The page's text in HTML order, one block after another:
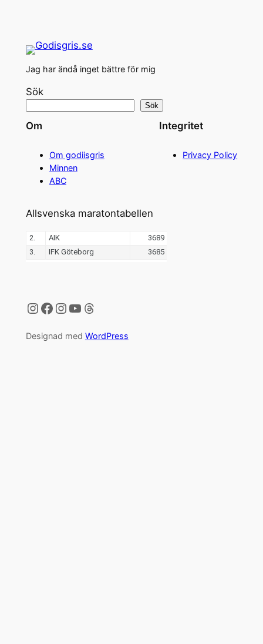
Jag har ändå inget bättre för mig
Sök
Sök
Om
Om godiisgris
Minnen
ABC
Integritet
Privacy Policy
Allsvenska maratontabellen
Instagram
Facebook
Instagram
YouTube
Threads
Designad med WordPress